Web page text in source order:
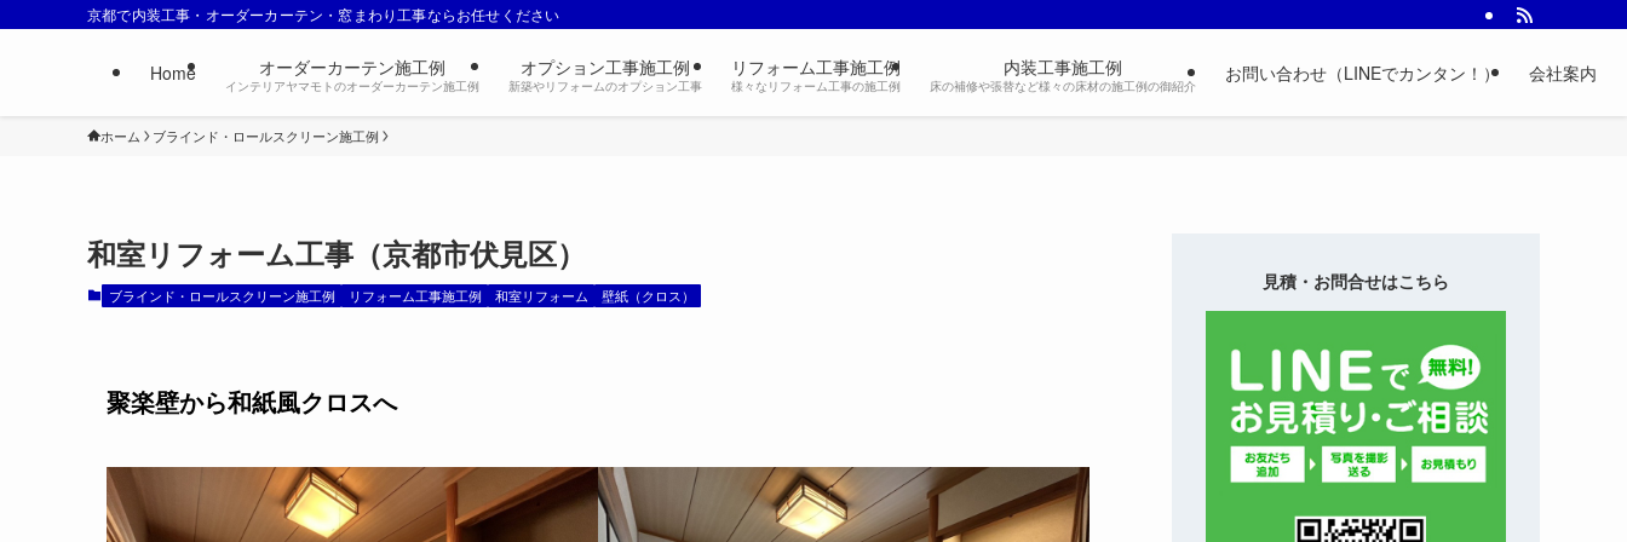
京都で内装工事・オーダーカーテン・窓まわり工事ならお任せください
Home オーダーカーテン施工例
インテリアヤマモトのオーダーカーテン施工例
オプション工事施工例
新築やリフォームのオプション工事
リフォーム工事施工例
様々なリフォーム工事の施工例
内装工事施工例
床の補修や張替など様々の床材の施工例の御紹介
お問い合わせ（LINEでカンタン！） 会社案内
ホーム ブラインド・ロールスクリーン施工例
和室リフォーム工事（京都市伏見区）
ブラインド・ロールスクリーン施工例 リフォーム工事施工例 和室リフォーム 壁紙（クロス）
聚楽壁から和紙風クロスへ
見積・お問合せはこちら